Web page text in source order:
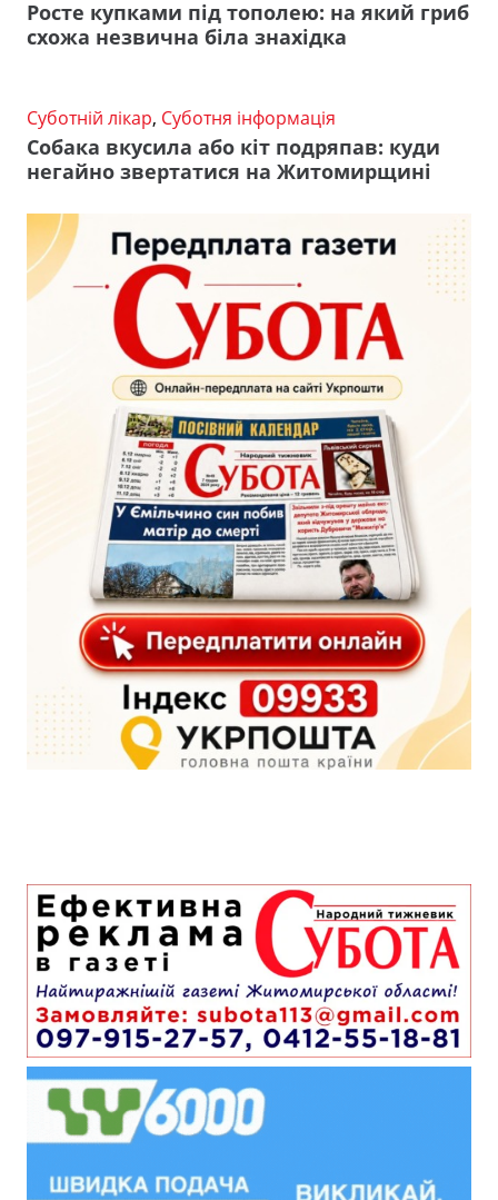
Росте купками під тополею: на який гриб
схожа незвична біла знахідка
Суботній лікар, Суботня інформація
Собака вкусила або кіт подряпав: куди
негайно звертатися на Житомирщині